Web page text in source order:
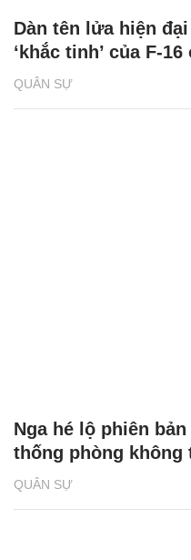
QUÂN SỰ
Dàn tên lửa hiện
‘khắc tinh’ của F-
QUÂN SỰ
Nga hé lộ phiên
thống phòng không